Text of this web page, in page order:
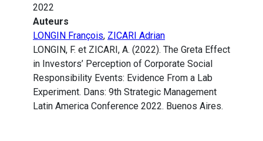
2022
Auteurs
LONGIN François, ZICARI Adrian
LONGIN, F. et ZICARI, A. (2022). The Greta Effect
in Investors’ Perception of Corporate Social
Responsibility Events: Evidence From a Lab
Experiment. Dans: 9th Strategic Management
Latin America Conference 2022. Buenos Aires.